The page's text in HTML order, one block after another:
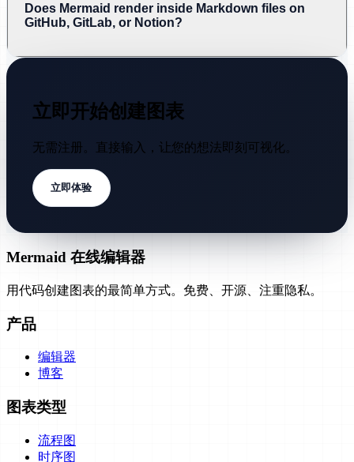
Does Mermaid render inside Markdown files on
GitHub, GitLab, or Notion?
立即开始创建图表
无需注册。直接输入，让您的想法即刻可视化。
立即体验
Mermaid 在线编辑器
用代码创建图表的最简单方式。免费、开源、注重隐私。
产品
编辑器
博客
图表类型
流程图
时序图